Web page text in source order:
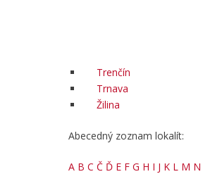
Trenčín
Trnava
Žilina
Abecedný zoznam lokalít:
A B C Č Ď E F G H I J K L M N